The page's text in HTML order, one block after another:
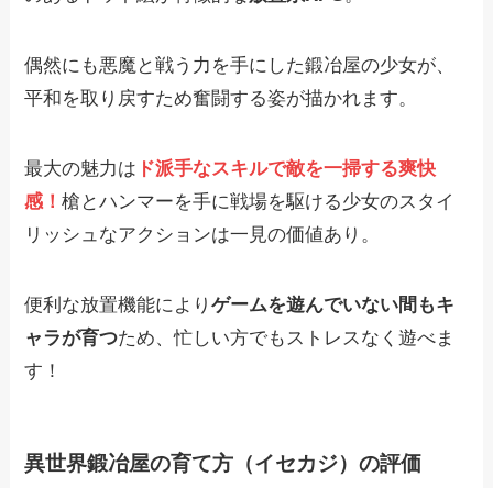
偶然にも悪魔と戦う力を手にした鍛冶屋の少女が、
平和を取り戻すため奮闘する姿が描かれます。
最大の魅力は ド派手なスキルで敵を一掃する爽快
感！槍とハンマーを手に戦場を駆ける少女のスタイ
リッシュなアクションは一見の価値あり。
便利な放置機能によりゲームを遊んでいない間もキ
ャラが育つため、忙しい方でもストレスなく遊べま
す！
異世界鍛冶屋の育て方（イセカジ）の評価